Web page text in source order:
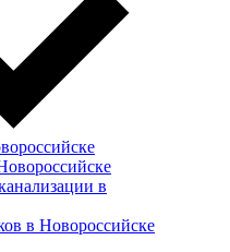
в
в Новороссийске